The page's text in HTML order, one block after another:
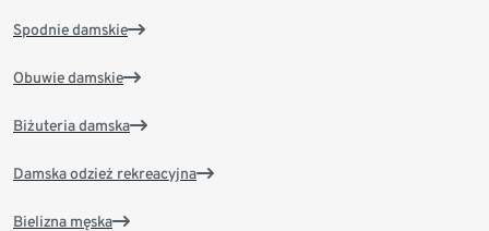
Spodnie damskie
Obuwie damskie
Biżuteria damska
Damska odzież rekreacyjna
Bielizna męska